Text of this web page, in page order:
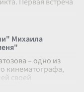
Михаила
– одно из
кинематографа,
своей